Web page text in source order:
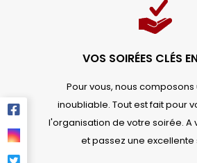
VOS SOIRÉES CLÉS
Pour vous, nous
inoubliable. Tout est fait pour
l'organisation de votre soirée. A
et passez une excellente